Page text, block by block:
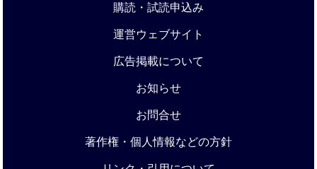
購読・試読申込み
運営ウェブサイト
広告掲載について
お知らせ
お問合せ
著作権・個人情報などの方針